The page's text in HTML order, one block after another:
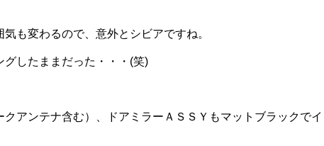
も変わるので、意外とシビアですね。
したままだった・・・(笑)
アンテナ含む）、ドアミラーＡＳＳＹもマットブラックでイ